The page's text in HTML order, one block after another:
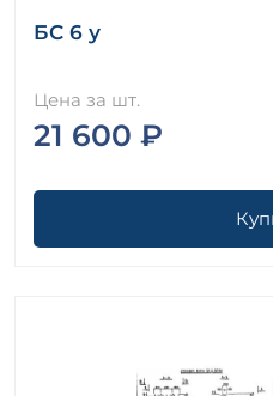
БС 6 у
Цена за шт.
21 600 ₽